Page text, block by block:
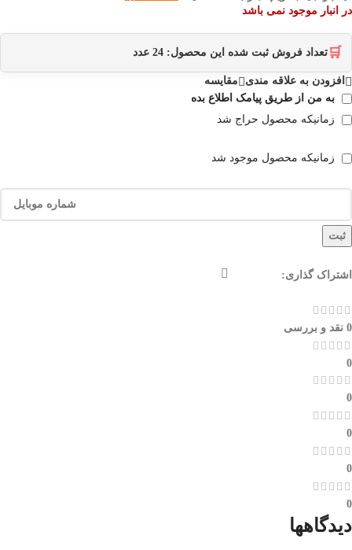
در انبار موجود نمی باشد
🛒 تعداد فروش ثبت شده این محصول: 24 عدد
افزودن به علاقه مندی
مقایسه
به من از طریق پیامک اطلاع بده
زمانیکه محصول حراج شد
زمانیکه محصول موجود شد
ثبت
اشتراک گذاری:
0 نقد و بررسی
0
0
0
0
0
دیدگاهها